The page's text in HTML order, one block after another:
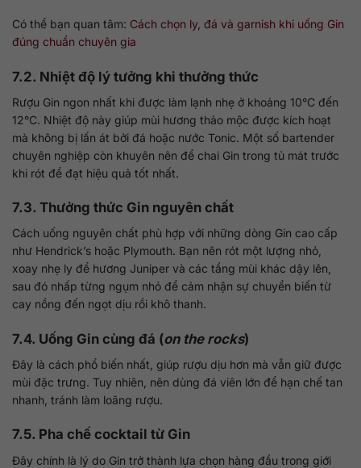
Có thể bạn quan tâm: Cách chọn ly, đá và garnish khi uống Gin
đúng chuẩn chuyên gia
7.2. Nhiệt độ lý tưởng khi thưởng thức
Rượu Gin ngon nhất khi được làm lạnh nhẹ ở khoảng 10°C đến
12°C. Nhiệt độ này giúp mùi hương thảo mộc được kích hoạt
mà không bị lấn át bởi đá hoặc nước Tonic. Một số bartender
chuyên nghiệp còn khuyên nên để chai Gin trong tủ mát trước
khi rót để đạt hiệu quả tốt nhất.
7.3. Thưởng thức Gin nguyên chất
Cách uống nguyên chất phù hợp với những dòng Gin cao cấp
như Hendrick’s hoặc Plymouth. Bạn nên rót một lượng nhỏ,
xoay nhẹ ly để hương Juniper và các tầng mùi khác dậy lên,
sau đó nhấp từng ngụm nhỏ để cảm nhận sự chuyển biến từ
cay nồng đến ngọt dịu rồi khô thanh.
7.4. Uống Gin cùng đá (on the rocks)
Đây là cách phổ biến nhất, giúp rượu dịu hơn mà vẫn giữ được
mùi đặc trưng. Tuy nhiên, nên dùng đá viên lớn để hạn chế tan
nhanh, tránh làm loãng rượu.
7.5. Pha chế cocktail từ Gin
Đây chính là lý do Gin trở thành lựa chọn hàng đầu trong giới